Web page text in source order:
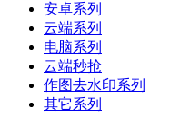
安卓系列
云端系列
电脑系列
云端秒抢
作图去水印系列
其它系列